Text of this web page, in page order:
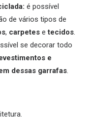
é possível
de vários tipos de
, carpetes etecidos.
se decorar todo
e
dessas garrafas.